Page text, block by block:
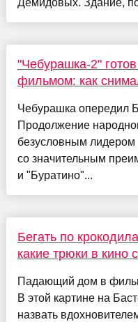
"Чебурашка-2"
фильмом: как
Чебурашка опередил
Продолжение
безусловным лидером
со значительным
и "Буратино"...
Бегать по
какие трюки в кино
Падающий дом в
В этой картине на
назвать